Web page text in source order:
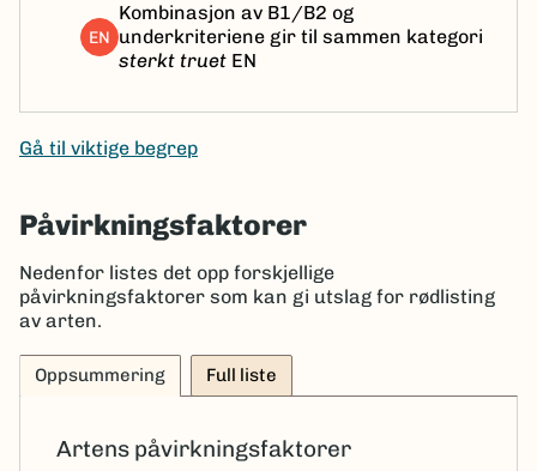
EN
Kombinasjon av B1/B2 og
underkriteriene gir til sammen kategori
sterkt truet EN
Gå til viktige begrep
Påvirkningsfaktorer
Nedenfor listes det opp forskjellige
påvirkningsfaktorer som kan gi utslag for rødlisting
av arten.
Oppsummering Full liste
Artens påvirkningsfaktorer